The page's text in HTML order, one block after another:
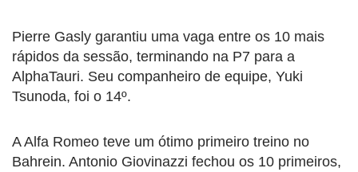
Pierre Gasly garantiu uma vaga entre os 10 mais
rápidos da sessão, terminando na P7 para a
AlphaTauri. Seu companheiro de equipe, Yuki
Tsunoda, foi o 14º.
A Alfa Romeo teve um ótimo primeiro treino no
Bahrein. Antonio Giovinazzi fechou os 10 primeiros,